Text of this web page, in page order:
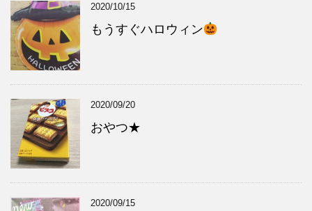
2020/10/15
もうすぐハロウィン
2020/09/20
おやつ★
2020/09/15